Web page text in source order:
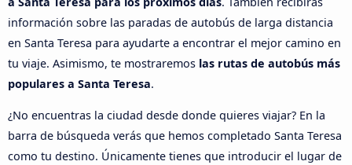
información sobre las paradas de autobús de larga distancia
en Santa Teresa para ayudarte a encontrar el mejor camino en
tu viaje. Asimismo, te mostraremos las rutas de autobús más
populares a Santa Teresa.
¿No encuentras la ciudad desde donde quieres viajar? En la
barra de búsqueda verás que hemos completado Santa Teresa
como tu destino. Únicamente tienes que introducir el lugar de